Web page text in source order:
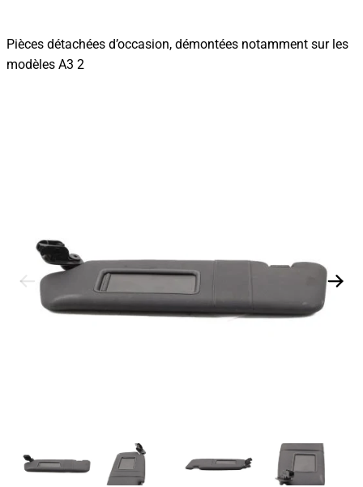
Pièces détachées d’occasion, démontées notamment sur les
modèles A3 2